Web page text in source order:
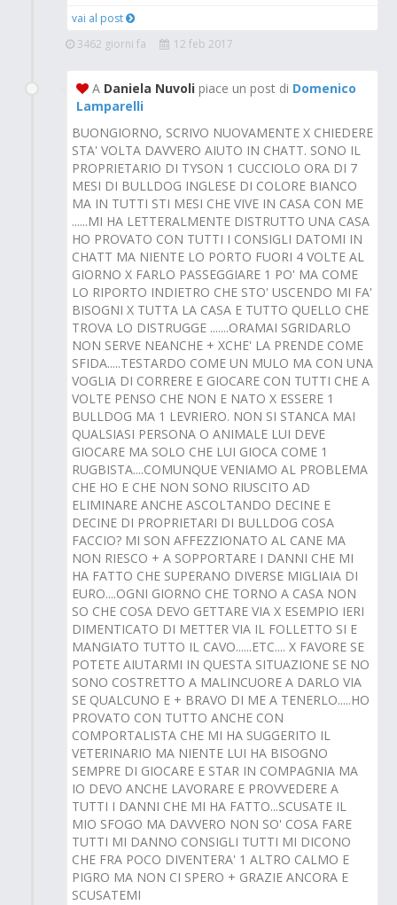
vai al post
3462 giorni fa
12 feb 2017
A Daniela Nuvoli piace un post di Domenico
Lamparelli
BUONGIORNO, SCRIVO NUOVAMENTE X CHIEDERE
STA' VOLTA DAVVERO AIUTO IN CHATT. SONO IL
PROPRIETARIO DI TYSON 1 CUCCIOLO ORA DI 7
MESI DI BULLDOG INGLESE DI COLORE BIANCO
MA IN TUTTI STI MESI CHE VIVE IN CASA CON ME
......MI HA LETTERALMENTE DISTRUTTO UNA CASA
HO PROVATO CON TUTTI I CONSIGLI DATOMI IN
CHATT MA NIENTE LO PORTO FUORI 4 VOLTE AL
GIORNO X FARLO PASSEGGIARE 1 PO' MA COME
LO RIPORTO INDIETRO CHE STO' USCENDO MI FA'
BISOGNI X TUTTA LA CASA E TUTTO QUELLO CHE
TROVA LO DISTRUGGE .......ORAMAI SGRIDARLO
NON SERVE NEANCHE + XCHE' LA PRENDE COME
SFIDA.....TESTARDO COME UN MULO MA CON UNA
VOGLIA DI CORRERE E GIOCARE CON TUTTI CHE A
VOLTE PENSO CHE NON E NATO X ESSERE 1
BULLDOG MA 1 LEVRIERO. NON SI STANCA MAI
QUALSIASI PERSONA O ANIMALE LUI DEVE
GIOCARE MA SOLO CHE LUI GIOCA COME 1
RUGBISTA....COMUNQUE VENIAMO AL PROBLEMA
CHE HO E CHE NON SONO RIUSCITO AD
ELIMINARE ANCHE ASCOLTANDO DECINE E
DECINE DI PROPRIETARI DI BULLDOG COSA
FACCIO? MI SON AFFEZZIONATO AL CANE MA
NON RIESCO + A SOPPORTARE I DANNI CHE MI
HA FATTO CHE SUPERANO DIVERSE MIGLIAIA DI
EURO....OGNI GIORNO CHE TORNO A CASA NON
SO CHE COSA DEVO GETTARE VIA X ESEMPIO IERI
DIMENTICATO DI METTER VIA IL FOLLETTO SI E
MANGIATO TUTTO IL CAVO......ETC.... X FAVORE SE
POTETE AIUTARMI IN QUESTA SITUAZIONE SE NO
SONO COSTRETTO A MALINCUORE A DARLO VIA
SE QUALCUNO E + BRAVO DI ME A TENERLO.....HO
PROVATO CON TUTTO ANCHE CON
COMPORTALISTA CHE MI HA SUGGERITO IL
VETERINARIO MA NIENTE LUI HA BISOGNO
SEMPRE DI GIOCARE E STAR IN COMPAGNIA MA
IO DEVO ANCHE LAVORARE E PROVVEDERE A
TUTTI I DANNI CHE MI HA FATTO...SCUSATE IL
MIO SFOGO MA DAVVERO NON SO' COSA FARE
TUTTI MI DANNO CONSIGLI TUTTI MI DICONO
CHE FRA POCO DIVENTERA' 1 ALTRO CALMO E
PIGRO MA NON CI SPERO + GRAZIE ANCORA E
SCUSATEMI